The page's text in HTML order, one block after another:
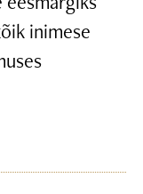
inimese